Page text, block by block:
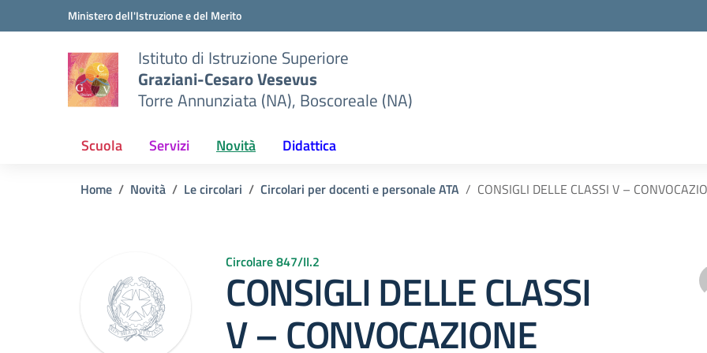
Vai ai contenuti
Vai al menu di navigazioneMinistero dell'Istruzione e del Merito
Istituto di Istruzione Superiore
Graziani-Cesaro Vesevus
Torre Annunziata (NA), Boscoreale (NA)
Scuola Servizi Novità Didattica
Home Novità Le circolari Circolari per docenti e personale ATA CONSIGLI DELLE CLASSI V –
Circolare 847/II.2
CONSIGLI DELLE CLASSI
V – CONVOCAZIONE